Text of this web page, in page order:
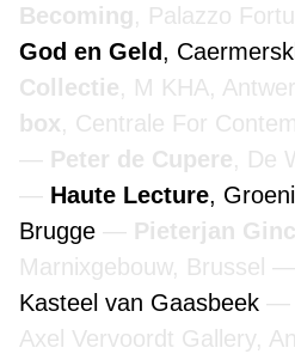
Becoming, Palazzo
God en Geld,
Collectie, M KHA,
box, Centrale For
Peter de Cupere, De
Haute Lecture,
Brugge
Pieterjan
Marnixgebouw, Brussel
Kasteel van Gaasbeek
Axel Vervoordt Gallery,